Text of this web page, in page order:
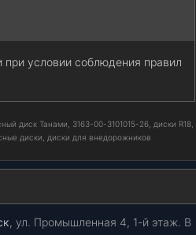
при условии соблюдения правил
диск Танами, 3163-00-3101015-26, диски R18,
диски, диски для внедорожников
, ул. Промышленная 4, 1-й этаж. В